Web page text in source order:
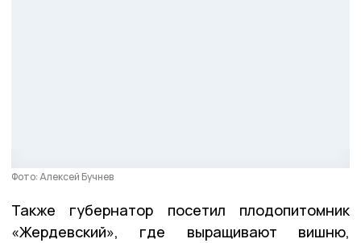
Фото: Алексей Бучнев
Также губернатор посетил плодопитомник
«Жердевский», где выращивают вишню,